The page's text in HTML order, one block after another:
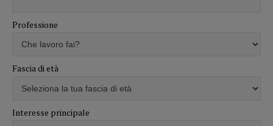
Professione
Fascia di età
Interesse principale